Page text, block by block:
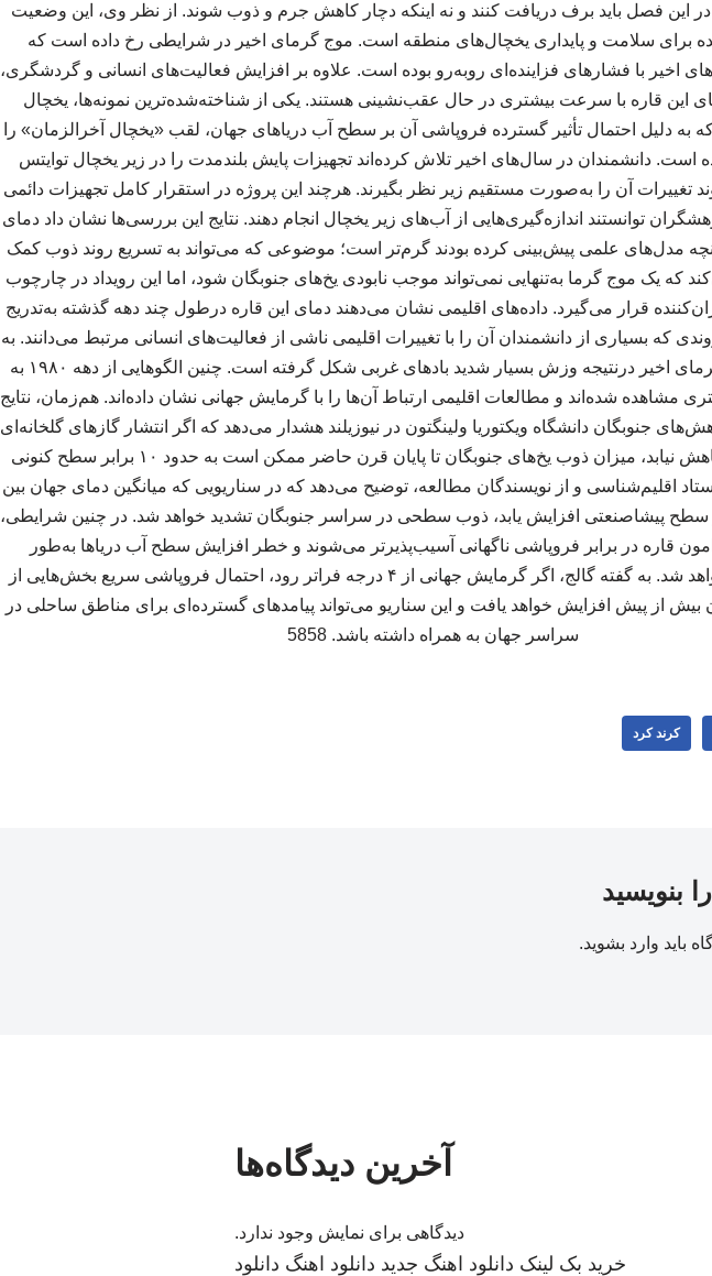
در این فصل باید برف دریافت کنند و نه اینکه دچار کاهش جرم و ذوب شوند. از نظر وی، این وضعیت
برای سلامت و پایداری یخچال‌های منطقه است. موج گرمای اخیر در شرایطی رخ داده است که
اخیر با فشارهای فزاینده‌ای روبه‌رو بوده است. علاوه بر افزایش فعالیت‌های انسانی و گردشگری،
این قاره با سرعت بیشتری در حال عقب‌نشینی هستند. یکی از شناخته‌شده‌ترین نمونه‌ها، یخچال
به دلیل احتمال تأثیر گسترده فروپاشی آن بر سطح آب دریاهای جهان، لقب «یخچال آخرالزمان» را
است. دانشمندان در سال‌های اخیر تلاش کرده‌اند تجهیزات پایش بلندمدت را در زیر یخچال توایتس
تغییرات آن را به‌صورت مستقیم زیر نظر بگیرند. هرچند این پروژه در استقرار کامل تجهیزات دائمی
توانستند اندازه‌گیری‌هایی از آب‌های زیر یخچال انجام دهند. نتایج این بررسی‌ها نشان داد دمای
مدل‌های علمی پیش‌بینی کرده بودند گرم‌تر است؛ موضوعی که می‌تواند به تسریع روند ذوب کمک
که یک موج گرما به‌تنهایی نمی‌تواند موجب نابودی یخ‌های جنوبگان شود، اما این رویداد در چارچوب
قرار می‌گیرد. داده‌های اقلیمی نشان می‌دهند دمای این قاره درطول چند دهه گذشته به‌تدریج
که بسیاری از دانشمندان آن را با تغییرات اقلیمی ناشی از فعالیت‌های انسانی مرتبط می‌دانند. به
گفته کوردرو، موج گرمای اخیر درنتیجه وزش بسیار شدید بادهای غربی شکل گرفته است. چنین الگوهایی از دهه ۱۹۸۰ به
مشاهده شده‌اند و مطالعات اقلیمی ارتباط آن‌ها را با گرمایش جهانی نشان داده‌اند. هم‌زمان، نتایج
جنوبگان دانشگاه ویکتوریا ولینگتون در نیوزیلند هشدار می‌دهد که اگر انتشار گازهای گلخانه‌ای
به‌طور چشمگیری کاهش نیابد، میزان ذوب یخ‌های جنوبگان تا پایان قرن حاضر ممکن است به حدود ۱۰ برابر سطح کنونی
اقلیم‌شناسی و از نویسندگان مطالعه، توضیح می‌دهد که در سناریویی که میانگین دمای جهان بین
از سطح پیشاصنعتی افزایش یابد، ذوب سطحی در سراسر جنوبگان تشدید خواهد شد. در چنین شرایطی،
قاره در برابر فروپاشی ناگهانی آسیب‌پذیرتر می‌شوند و خطر افزایش سطح آب دریاها به‌طور
قابل‌توجهی بیشتر خواهد شد. به گفته گالج، اگر گرمایش جهانی از ۴ درجه فراتر رود، احتمال فروپاشی سریع بخش‌هایی از
از پیش افزایش خواهد یافت و این سناریو می‌تواند پیامدهای گسترده‌ای برای مناطق ساحلی در
سراسر جهان به همراه داشته باشد. 5858
کرند کرد
بنویسید
باید وارد بشوید.
آخرین دیدگاه‌ها
دیدگاهی برای نمایش وجود ندارد.
خرید بک لینک دانلود اهنگ جدید دانلود اهنگ دانلود